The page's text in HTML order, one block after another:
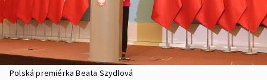
Polská premiérka Beata Szydlová